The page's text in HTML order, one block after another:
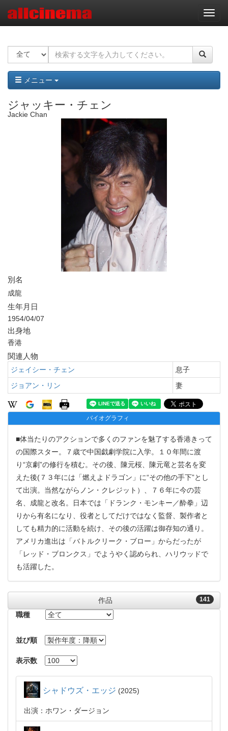
ナ
ビ
ー
ョ
ン
メニュー
ジャッキー・チェン
Jackie Chan
別名
成龍
生年月日
1954/04/07
出身地
香港
関連人物
ジェイシー・チェン
息子
ジョアン・リン
妻
バイオグラフィ
■体当たりのアクションで多くのファンを魅了する香港きって
の国際スター。７歳で中国戯劇学院に入学。１０年間に渡
り“京劇”の修行を積む。その後、陳元桜、陳元竜と芸名を変
えた後(７３年には「燃えよドラゴン」に“その他の手下”とし
て出演。当然ながらノン・クレジット）、７６年に今の芸
名、成龍と改名。日本では「ドランク・モンキー／酔拳」辺
りから有名になり、役者としてだけではなく監督、製作者と
しても精力的に活動を続け、その後の活躍は御存知の通り。
アメリカ進出は「バトルクリーク・ブロー」からだったが
「レッド・ブロンクス」でようやく認められ、ハリウッドで
も活躍した。
141
作品
職種
並び順
表示数
シャドウズ・エッジ 2025
出演：ホワン・ダージョン